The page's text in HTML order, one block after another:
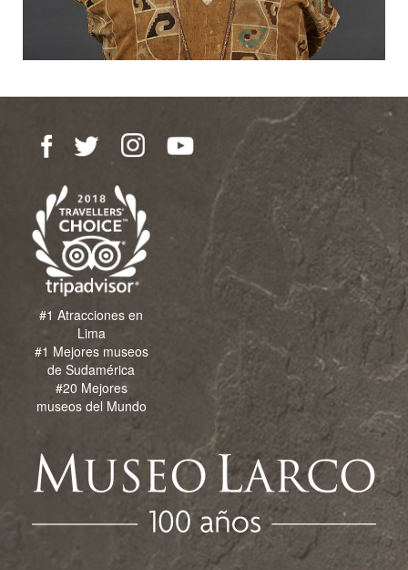
#1 Atracciones en
Lima
#1 Mejores museos
de Sudamérica
#20 Mejores
museos del Mundo